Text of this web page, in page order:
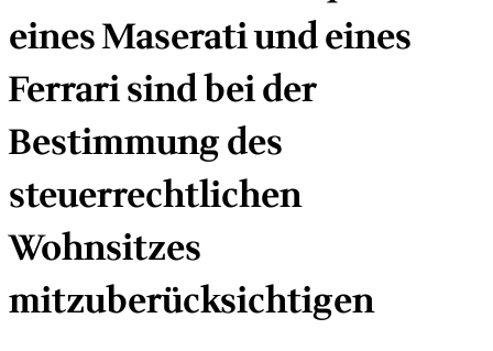
eines Maserati und eines
Ferrari sind bei der
Bestimmung des
steuerrechtlichen
Wohnsitzes
mitzuberücksichtigen